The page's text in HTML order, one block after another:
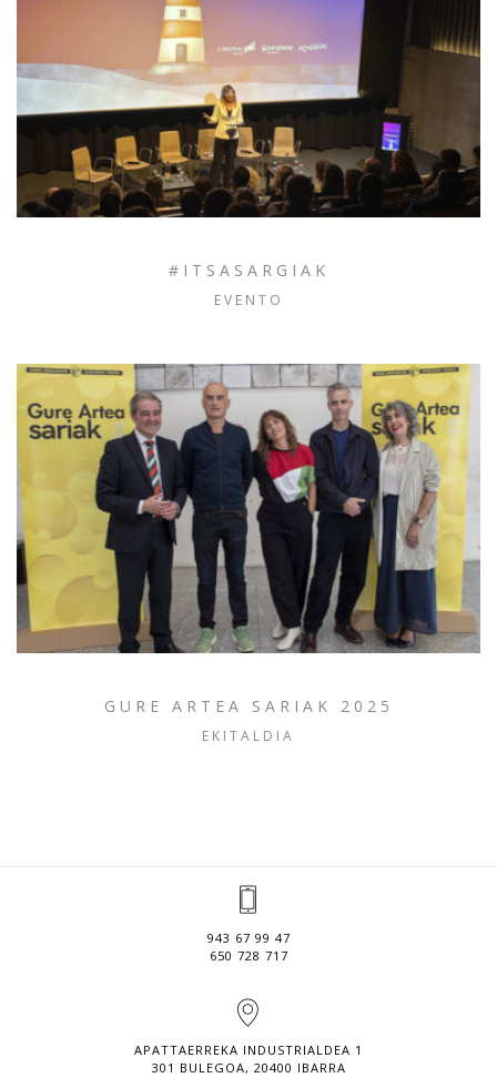
#ITSASARGIAK
EVENTO
GURE ARTEA SARIAK 2025
EKITALDIA
943 67 99 47
650 728 717
APATTAERREKA INDUSTRIALDEA 1
301 BULEGOA, 20400 IBARRA